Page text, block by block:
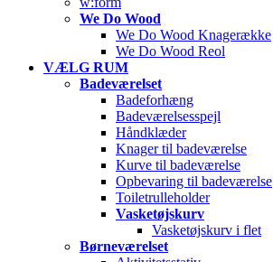
We Do Wood
We Do Wood Knagerække
We Do Wood Reol
VÆLG RUM
Badeværelset
Badeforhæng
Badeværelsesspejl
Håndklæder
Knager til badeværelse
Kurve til badeværelse
Opbevaring til badeværelse
Toiletrulleholder
Vasketøjskurv
Vasketøjskurv i flet
Børneværelset